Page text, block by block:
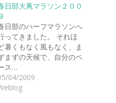
日部大凧マラソン２００
日部のハーフマラソンへ
ってきました。 それほ
暑くもなく風もなく、ま
まずの天候で、自分のペ
ス…
04/2009